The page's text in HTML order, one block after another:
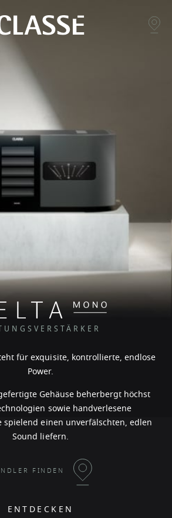
für exquisite, kontrollierte, endlose
Power.
Gehäuse beherbergt höchst
sowie handverlesene
spielend einen unverfälschten, edlen
Sound liefern.
FINDEN
ENTDECKEN